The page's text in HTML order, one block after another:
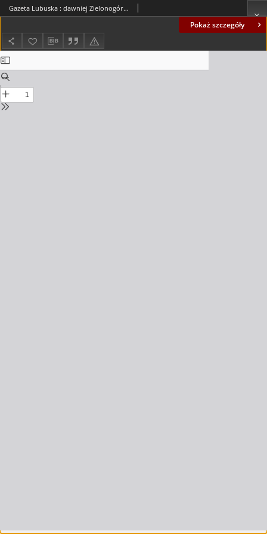
Pokaż szczegóły
Gazeta Lubuska : dawniej Zielonogórska-Gorzowska R. XLII [właśc. XLIII], nr 97 (26 kwietnia 1994). - Wyd. 1